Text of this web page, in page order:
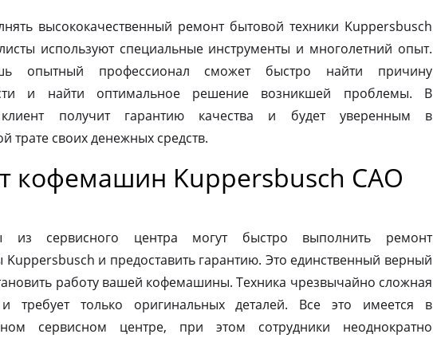
высококачественный ремонт бытовой техники Kuppersbusch
используют специальные инструменты и многолетний опыт.
опытный профессионал сможет быстро найти причину
и найти оптимальное решение возникшей проблемы. В
клиент получит гарантию качества и будет уверенным в
трате своих денежных средств.
кофемашин Kuppersbusch САО
из сервисного центра могут быстро выполнить ремонт
и предоставить гарантию. Это единственный верный
работу вашей кофемашины. Техника чрезвычайно сложная
требует только оригинальных деталей. Все это имеется в
сервисном центре, при этом сотрудники неоднократно